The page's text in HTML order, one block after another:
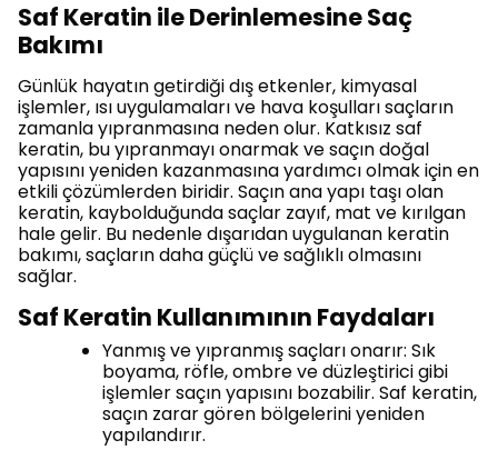
Saf Keratin ile Derinlemesine Saç
Bakımı
Günlük hayatın getirdiği dış etkenler, kimyasal
işlemler, ısı uygulamaları ve hava koşulları saçların
zamanla yıpranmasına neden olur. Katkısız saf
keratin, bu yıpranmayı onarmak ve saçın doğal
yapısını yeniden kazanmasına yardımcı olmak için en
etkili çözümlerden biridir. Saçın ana yapı taşı olan
keratin, kaybolduğunda saçlar zayıf, mat ve kırılgan
hale gelir. Bu nedenle dışarıdan uygulanan keratin
bakımı, saçların daha güçlü ve sağlıklı olmasını
sağlar.
Saf Keratin Kullanımının Faydaları
Yanmış ve yıpranmış saçları onarır: Sık
boyama, röfle, ombre ve düzleştirici gibi
işlemler saçın yapısını bozabilir. Saf keratin,
saçın zarar gören bölgelerini yeniden
yapılandırır.